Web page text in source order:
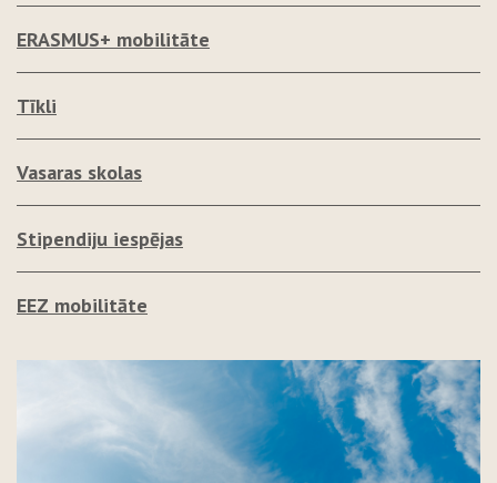
ERASMUS+ mobilitāte
Tīkli
Vasaras skolas
Stipendiju iespējas
EEZ mobilitāte